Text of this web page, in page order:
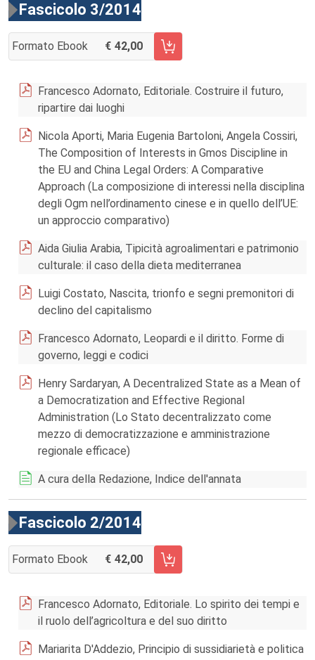
Fascicolo 3/2014
Formato Ebook 42,00
AGGIUNGI AL CARRELLO FASCICOLO 3/2014
Francesco Adornato, Editoriale. Costruire il futuro,
ripartire dai luoghi
Nicola Aporti, Maria Eugenia Bartoloni, Angela Cossiri,
The Composition of Interests in Gmos Discipline in
the EU and China Legal Orders: A Comparative
Approach (La composizione di interessi nella disciplina
degli Ogm nell’ordinamento cinese e in quello dell’UE:
un approccio comparativo)
Aida Giulia Arabia, Tipicità agroalimentari e patrimonio
culturale: il caso della dieta mediterranea
Luigi Costato, Nascita, trionfo e segni premonitori di
declino del capitalismo
Francesco Adornato, Leopardi e il diritto. Forme di
governo, leggi e codici
Henry Sardaryan, A Decentralized State as a Mean of
a Democratization and Effective Regional
Administration (Lo Stato decentralizzato come
mezzo di democratizzazione e amministrazione
regionale efficace)
A cura della Redazione, Indice dell'annata
Fascicolo 2/2014
Formato Ebook 42,00
AGGIUNGI AL CARRELLO FASCICOLO 2/2014
Francesco Adornato, Editoriale. Lo spirito dei tempi e
il ruolo dell’agricoltura e del suo diritto
Mariarita D'Addezio, Principio di sussidiarietà e politica